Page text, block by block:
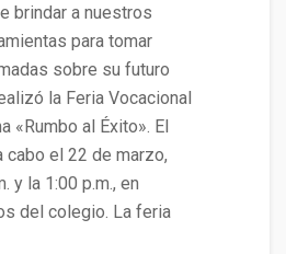
brindar a nuestros
para tomar
sobre su futuro
la Feria Vocacional
«Rumbo al Éxito». El
el 22 de marzo,
y la 1:00 p.m., en
del colegio. La feria